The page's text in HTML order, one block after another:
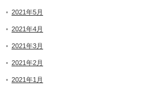
2021年5月
2021年4月
2021年3月
2021年2月
2021年1月